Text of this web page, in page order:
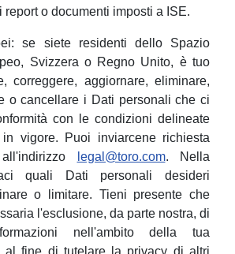
o documenti imposti a ISE.
se siete residenti dello Spazio
Svizzera o Regno Unito, è tuo
correggere, aggiornare, eliminare,
o cancellare i Dati personali che ci
con le condizioni delineate
vigore. Puoi inviarcene richiesta
legal@toro.com. Nella
quali Dati personali desideri
o limitare. Tieni presente che
l'esclusione, da parte nostra, di
nell'ambito della tua
al fine di tutelare la privacy di altri